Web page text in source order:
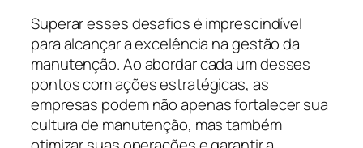
Superar esses desafios é imprescindível
para alcançar a excelência na gestão da
manutenção. Ao abordar cada um desses
pontos com ações estratégicas, as
empresas podem não apenas fortalecer sua
cultura de manutenção, mas também